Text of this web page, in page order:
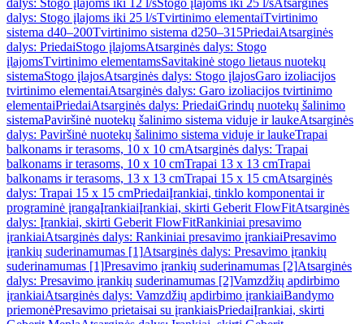
dalys: Stogo įlajoms iki 12 l/sStogo įlajoms iki 25 l/sAtsarginės
dalys: Stogo įlajoms iki 25 l/sTvirtinimo elementaiTvirtinimo
sistema d40–200Tvirtinimo sistema d250–315PriedaiAtsarginės
dalys: PriedaiStogo įlajomsAtsarginės dalys: Stogo
įlajomsTvirtinimo elementamsSavitakinė stogo lietaus nuotekų
sistemaStogo įlajosAtsarginės dalys: Stogo įlajosGaro izoliacijos
tvirtinimo elementaiAtsarginės dalys: Garo izoliacijos tvirtinimo
elementaiPriedaiAtsarginės dalys: PriedaiGrindų nuotekų šalinimo
sistemaPaviršinė nuotekų šalinimo sistema viduje ir laukeAtsarginės
dalys: Paviršinė nuotekų šalinimo sistema viduje ir laukeTrapai
balkonams ir terasoms, 10 x 10 cmAtsarginės dalys: Trapai
balkonams ir terasoms, 10 x 10 cmTrapai 13 x 13 cmTrapai
balkonams ir terasoms, 13 x 13 cmTrapai 15 x 15 cmAtsarginės
dalys: Trapai 15 x 15 cmPriedaiĮrankiai, tinklo komponentai ir
programinė įrangaĮrankiaiĮrankiai, skirti Geberit FlowFitAtsarginės
dalys: Įrankiai, skirti Geberit FlowFitRankiniai presavimo
įrankiaiAtsarginės dalys: Rankiniai presavimo įrankiaiPresavimo
įrankių suderinamumas [1]Atsarginės dalys: Presavimo įrankių
suderinamumas [1]Presavimo įrankių suderinamumas [2]Atsarginės
dalys: Presavimo įrankių suderinamumas [2]Vamzdžių apdirbimo
įrankiaiAtsarginės dalys: Vamzdžių apdirbimo įrankiaiBandymo
priemonėPresavimo prietaisai su įrankiaisPriedaiĮrankiai, skirti